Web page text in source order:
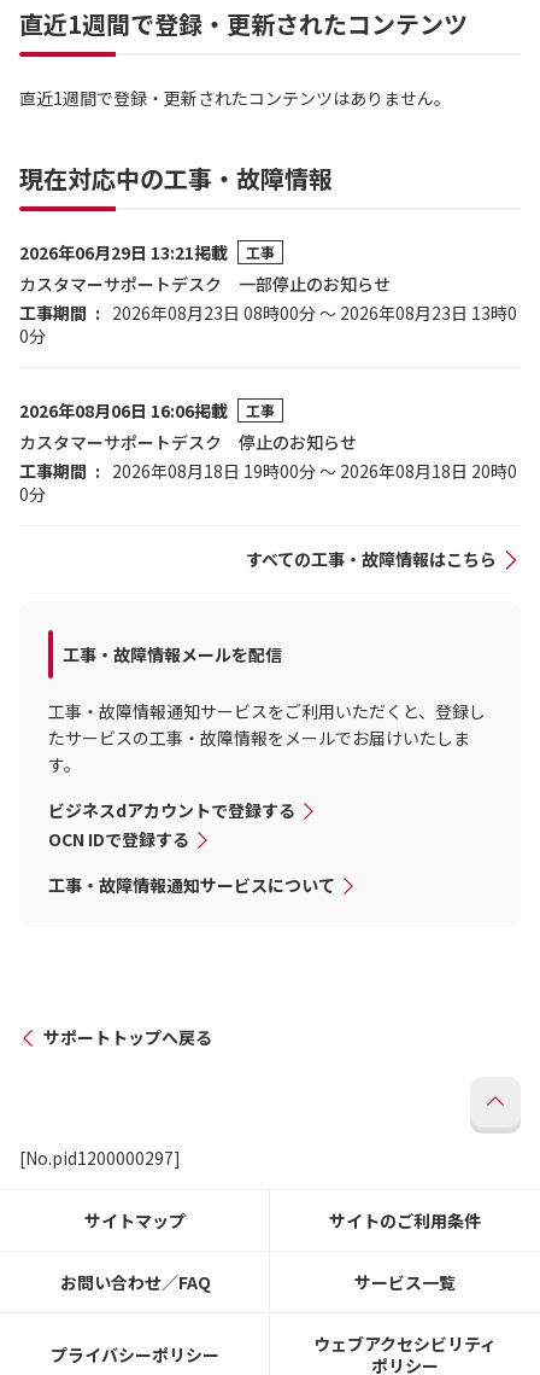
直近1週間で登録・更新されたコンテンツ
直近1週間で登録・更新されたコンテンツはありません。
現在対応中の工事・故障情報
2026年06月29日 13:21掲載 工事
カスタマーサポートデスク 一部停止のお知らせ
工事期間
2026年08月23日 08時00分 ～ 2026年08月23日 13時0
0分
2026年08月06日 16:06掲載 工事
カスタマーサポートデスク 停止のお知らせ
工事期間
2026年08月18日 19時00分 ～ 2026年08月18日 20時0
0分
すべての工事・故障情報はこちら
工事・故障情報メールを配信
工事・故障情報通知サービスをご利用いただくと、登録し
たサービスの工事・故障情報をメールでお届けいたしま
す。
ビジネスdアカウントで登録する
OCN IDで登録する
工事・故障情報通知サービスについて
サポートトップへ戻る
[No.pid1200000297]
サイトマップ サイトのご利用条件
お問い合わせ／FAQ サービス一覧
プライバシーポリシー
ウェブアクセシビリティ
ポリシー